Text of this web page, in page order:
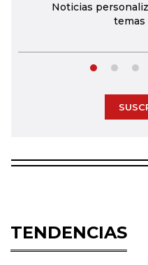
Noticias
temas
TENDENCIAS